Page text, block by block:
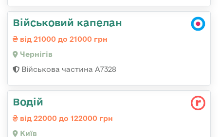
Військовий капелан
від 21000 до 21000 грн
Чернігів
Військова частина А7328
Водій
від 22000 до 122000 грн
Київ